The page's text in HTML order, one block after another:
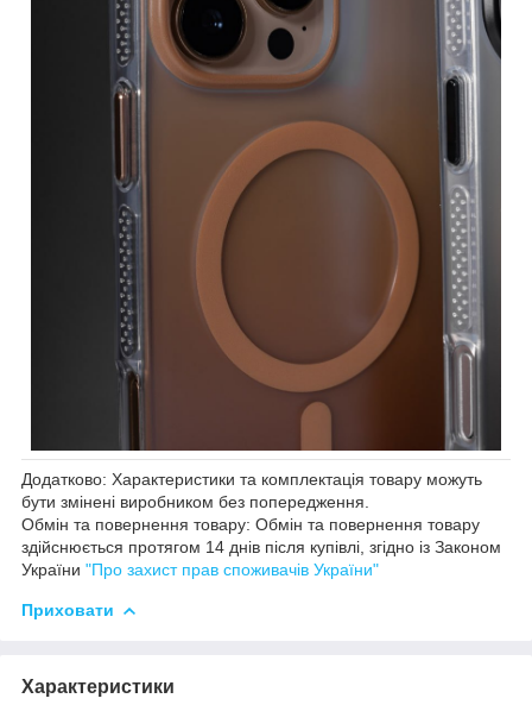
Додатково: Характеристики та комплектація товару можуть
бути змінені виробником без попередження.
Обмін та повернення товару: Обмін та повернення товару
здійснюється протягом 14 днів після купівлі, згідно із Законом
України "Про захист прав споживачів України"
Приховати
Характеристики